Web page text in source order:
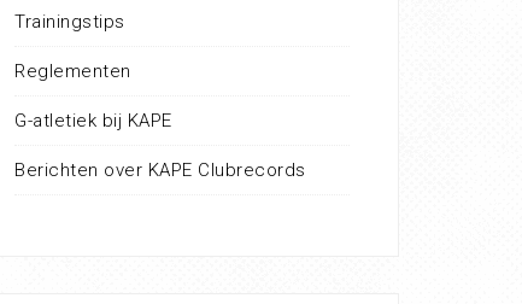
Trainingstips
Reglementen
G-atletiek bij KAPE
Berichten over KAPE Clubrecords